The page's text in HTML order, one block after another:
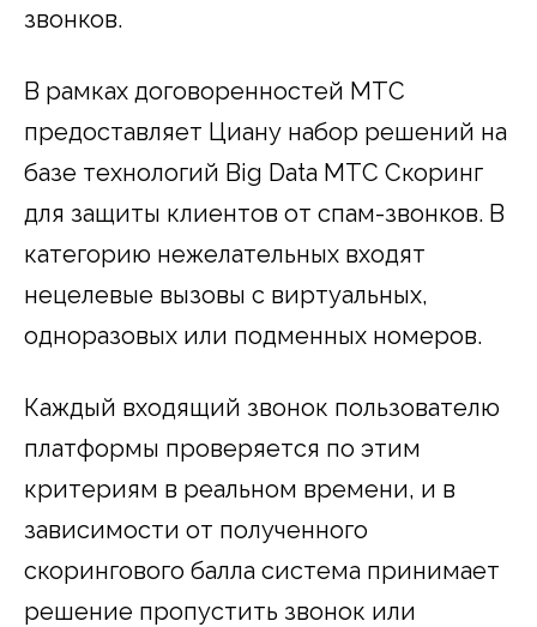
звонков.
В рамках договоренностей МТС
предоставляет Циану набор решений на
базе технологий Big Data МТС Скоринг
для защиты клиентов от спам-звонков. В
категорию нежелательных входят
нецелевые вызовы с виртуальных,
одноразовых или подменных номеров.
Каждый входящий звонок пользователю
платформы проверяется по этим
критериям в реальном времени, и в
зависимости от полученного
скорингового балла система принимает
решение пропустить звонок или